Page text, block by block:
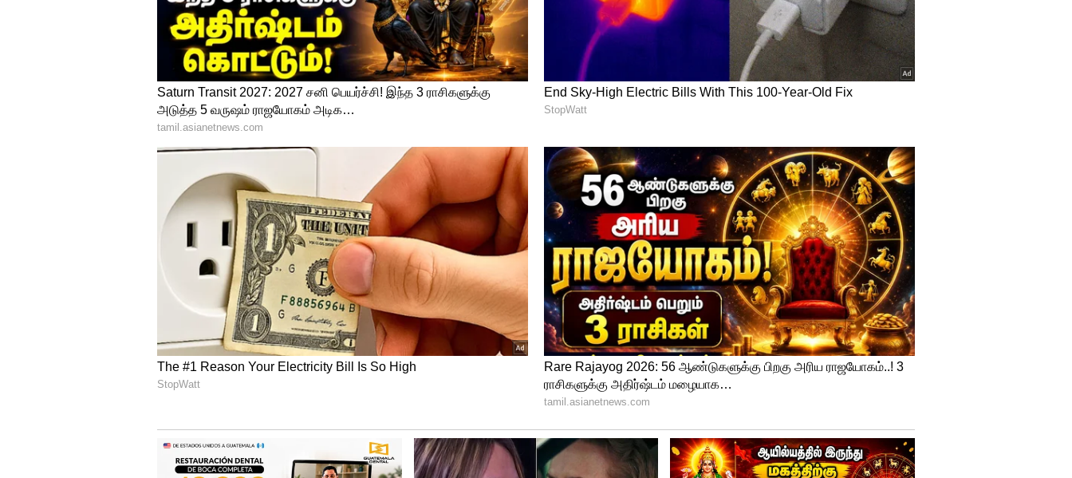
எல்ஐசி மார்ச் 2020 இல் எஸ்ஐஐபி திட்டத்தை அறிமுகப்படுத்தியது. அப்போது
என்ஏவியின் மதிப்பு 10 ஆக இருந்தது, இப்போது அது 16.43 ஆக உள்ளது,
அதாவது தொடக்கத்தில் இருந்து இப்போது வரை 64.3 சதவீத வளர்ச்சி உள்ளது.
அதே நேரத்தில், ஆண்டு அடிப்படையில் இந்த வருவாய் 23.55 சதவீதமாக
இருந்தது. உண்மையில், ULIP திட்டத்தில், NAV அதாவது நிகர சொத்து மதிப்பு
பாலிசிதாரருக்கு வழங்கப்படுகிறது. NAV இன் மதிப்பு அதிகரிக்கும் போது,
உங்களிடம் உள்ள மொத்த NAVயின் அடிப்படையில் வருமானம் கணக்கிடப்படும்.
LIC SIIP பாலிசியை எடுக்க, பாலிசிதாரரின் வயது குறைந்தது 90 நாட்கள்
அதாவது 3 மாதங்கள் மற்றும் அதிகபட்ச வயது 65 ஆண்டுகள் இருக்க வேண்டும்.
SIIP ஆனது தற்செயலான மரண பலன் ரைடர் விருப்பம் மற்றும் பகுதியளவு
திரும்பப் பெறும் வசதி என இரண்டு விருப்பப் பலன்களைக் கொண்டுள்ளது.
இந்தத் திட்டத்தில் வரி விலக்கு வருமான வரிச் சட்டத்தின் பிரிவு 80C இன் கீழ்
கிடைக்கும், அதே போல் பிரிவு 10 (10D) இன் கீழ் முதிர்ச்சியின் போது பெறப்படும்
வருமானம் வரி விலக்கு அளிக்கப்படும்.
குடும்பத்தோடு ஜாலி ரைடு போக சூப்பரான எலக்ட்ரிக் ஸ்கூட்டர்
இதுதான்.. இவ்வளவு கம்மி விலையா..